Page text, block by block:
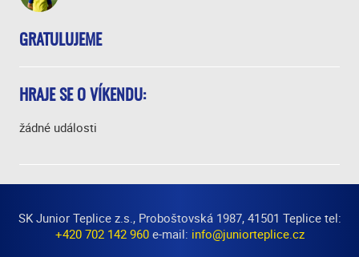
GRATULUJEME
HRAJE SE O VÍKENDU:
žádné události
SK Junior Teplice z.s., Proboštovská 1987, 41501 Teplice tel:
+420 702 142 960e-mail: info@juniorteplice.cz